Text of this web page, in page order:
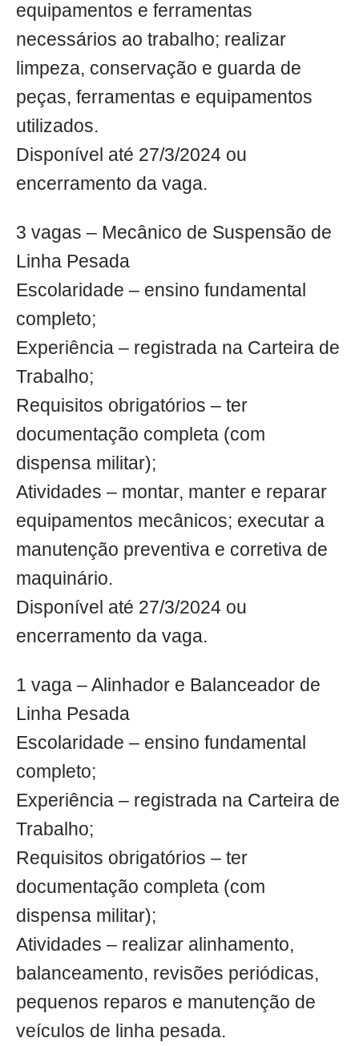
equipamentos e ferramentas
necessários ao trabalho; realizar
limpeza, conservação e guarda de
peças, ferramentas e equipamentos
utilizados.
Disponível até 27/3/2024 ou
encerramento da vaga.
3 vagas – Mecânico de Suspensão de
Linha Pesada
Escolaridade – ensino fundamental
completo;
Experiência – registrada na Carteira de
Trabalho;
Requisitos obrigatórios – ter
documentação completa (com
dispensa militar);
Atividades – montar, manter e reparar
equipamentos mecânicos; executar a
manutenção preventiva e corretiva de
maquinário.
Disponível até 27/3/2024 ou
encerramento da vaga.
1 vaga – Alinhador e Balanceador de
Linha Pesada
Escolaridade – ensino fundamental
completo;
Experiência – registrada na Carteira de
Trabalho;
Requisitos obrigatórios – ter
documentação completa (com
dispensa militar);
Atividades – realizar alinhamento,
balanceamento, revisões periódicas,
pequenos reparos e manutenção de
veículos de linha pesada.